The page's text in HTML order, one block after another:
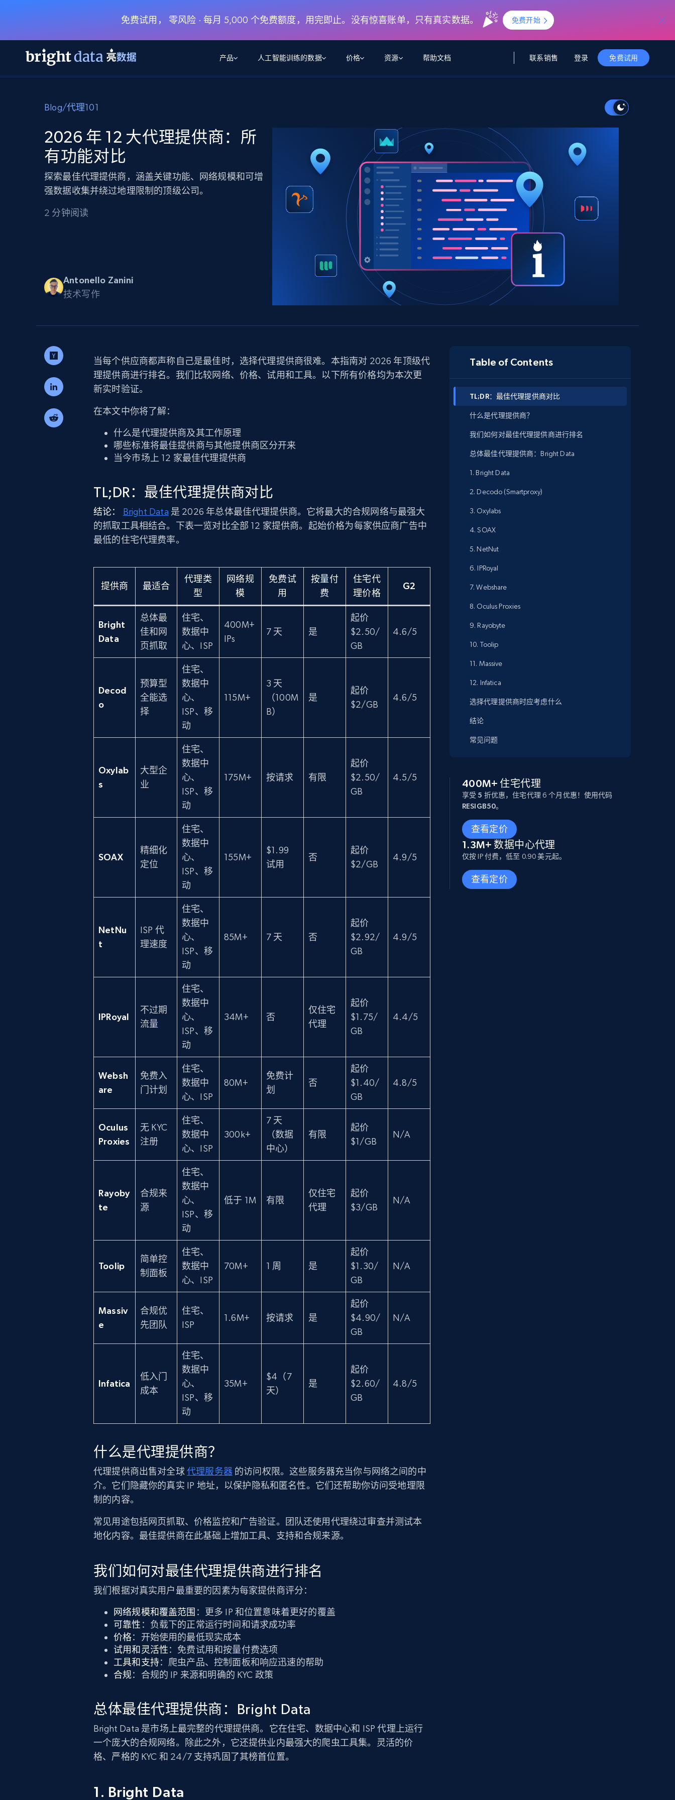
免费试用， 零风险 · 每月 5,000 个免费额度，用完即止。没有惊喜账单，只有真实数据。 免费开始
产品
告别封锁和验证码
Discover API
始终在线的代理实时网页发现
搜索引擎结果页 API
按需获取多引擎搜索结果
Google Bing Duckduckgo
从 600+ 个网站获取实时数据
爬虫工作室
将任何网站转化为数据管道
来自 600+ 个域名的预收集数据
领英 电商 房地产
缓存速递
实时网页数据，采集即交付
解锁实时电商洞察与AI驱动的业务推荐
企业级数据服务
为企业级数据收集量身定制
Deep Lookup
在海量级网页数据上运行复杂
查询
动态代理
人工智能训练的数据
获得取之不尽的视频，图片及更多内容
视频信息流——为 VLA 准备就绪
获取持续、定向的网页视频，用于训练人形机
器人策略
数据包
为各行各业生成可直接用于LLM的数据集
让 AI 应用具备搜索与爬取整个网络的能力
让智能体浏览网站并自动执行任务
亮数据 MCP
站式工具包，全面解锁网页
演示智能体
价格
免费套餐
$1/ 每1 次请求
爬虫 API
搜索引擎 API
起价
$1/ 每1 次请求
$0.75/1k 记录条
爬虫工作室定价
$1/1k请求
起价
$250/100K 记录条
缓存速递
起价
$0.2/1k HTML
洞察
$2000/月
$1500/月
免费套餐
资源
工具
第三方工具集成
浏览器扩展
代理网络检查
博客
网络研讨会
联盟推荐
信任中心
Bright SDK
帮助文档 登录
联系销售 免费试用
Blog/代理101
2026 年 12 大代理提供商：所
有功能对比
探索最佳代理提供商，涵盖关键功能、网络规模和可增
强数据收集并绕过地理限制的顶级公司。
2 分钟阅读
Antonello Zanini
技术写作
当每个供应商都声称自己是最佳时，选择代理提供商很难。本指南对 2026 年顶级代
理提供商进行排名。我们比较网络、价格、试用和工具。以下所有价格均为本次更
新实时验证。
在本文中你将了解：
什么是代理提供商及其工作原理
哪些标准将最佳提供商与其他提供商区分开来
当今市场上 12 家最佳代理提供商
TL;DR：最佳代理提供商对比
结论： Bright Data 是 2026 年总体最佳代理提供商。它将最大的合规网络与最强大
的抓取工具相结合。下表一览对比全部 12 家提供商。起始价格为每家供应商广告中
最低的住宅代理费率。
提供商 最适合
代理类
型
网络规
模
免费试
用
按量付
费
住宅代
理价格
G2
Bright
Data
总体最
佳和网
页抓取
住宅、
数据中
心、ISP
400M+
IPs
7 天 是
起价
$2.50/
GB
4.6/5
Decod
o
预算型
全能选
择
住宅、
数据中
心、
ISP、移
动
115M+
3 天
（100M
B）
是
起价
$2/GB
4.6/5
Oxylab
s
大型企
业
住宅、
数据中
心、
ISP、移
动
175M+ 按请求 有限
起价
$2.50/
GB
4.5/5
SOAX
精细化
定位
住宅、
数据中
心、
ISP、移
动
155M+
$1.99
试用
否
起价
$2/GB
4.9/5
NetNu
t
ISP 代
理速度
住宅、
数据中
心、
ISP、移
动
85M+ 7 天 否
起价
$2.92/
GB
4.9/5
IPRoyal
不过期
流量
住宅、
数据中
心、
ISP、移
动
34M+ 否
仅住宅
代理
起价
$1.75/
GB
4.4/5
Websh
are
免费入
门计划
住宅、
数据中
心、ISP
80M+
免费计
划
否
起价
$1.40/
GB
4.8/5
Oculus
Proxies
无 KYC
注册
住宅、
数据中
心、ISP
300k+
7 天
（数据
中心）
有限
起价
$1/GB
N/A
Rayoby
te
合规来
源
住宅、
数据中
心、
ISP、移
动
低于 1M 有限
仅住宅
代理
起价
$3/GB
N/A
Toolip
简单控
制面板
住宅、
数据中
心、ISP
70M+ 1 周 是
起价
$1.30/
GB
N/A
Massiv
e
合规优
先团队
住宅、
ISP
1.6M+ 按请求 是
起价
$4.90/
GB
N/A
Infatica
低入门
成本
住宅、
数据中
心、
ISP、移
动
35M+
$4（7
天）
是
起价
$2.60/
GB
4.8/5
什么是代理提供商？
代理提供商出售对全球代理服务器的访问权限。这些服务器充当你与网络之间的中
介。它们隐藏你的真实 IP 地址，以保护隐私和匿名性。它们还帮助你访问受地理限
制的内容。
常见用途包括网页抓取、价格监控和广告验证。团队还使用代理绕过审查并测试本
地化内容。最佳提供商在此基础上增加工具、支持和合规来源。
我们如何对最佳代理提供商进行排名
我们根据对真实用户最重要的因素为每家提供商评分：
网络规模和覆盖范围 ：更多 IP 和位置意味着更好的覆盖
可靠性 ：负载下的正常运行时间和请求成功率
价格：开始使用的最低现实成本
试用和灵活性：免费试用和按量付费选项
工具和支持：爬虫产品、控制面板和响应迅速的帮助
合规：合规的 IP 来源和明确的 KYC 政策
总体最佳代理提供商：Bright Data
Bright Data 是市场上最完整的代理提供商。它在住宅、数据中心和 ISP 代理上运行
一个庞大的合规网络。除此之外，它还提供业内最强大的爬虫工具集。灵活的价
格、严格的 KYC 和 24/7 支持巩固了其榜首位置。
1. Bright Data
Table of Contents
TL;DR：最佳代理提供商对比
什么是代理提供商？
我们如何对最佳代理提供商进行排名
总体最佳代理提供商：Bright Data
1. Bright Data
2. Decodo (Smartproxy)
3. Oxylabs
4. SOAX
5. NetNut
6. IPRoyal
7. Webshare
8. Oculus Proxies
9. Rayobyte
10. Toolip
11. Massive
12. Infatica
选择代理提供商时应考虑什么
结论
常见问题
400M+ 住宅代理
享受 5 折优惠，住宅代理 6 个月优惠！使用代码
RESIGB50。
查看定价
1.3M+ 数据中心代理
仅按 IP 付费，低至 0.90 美元起。
查看定价